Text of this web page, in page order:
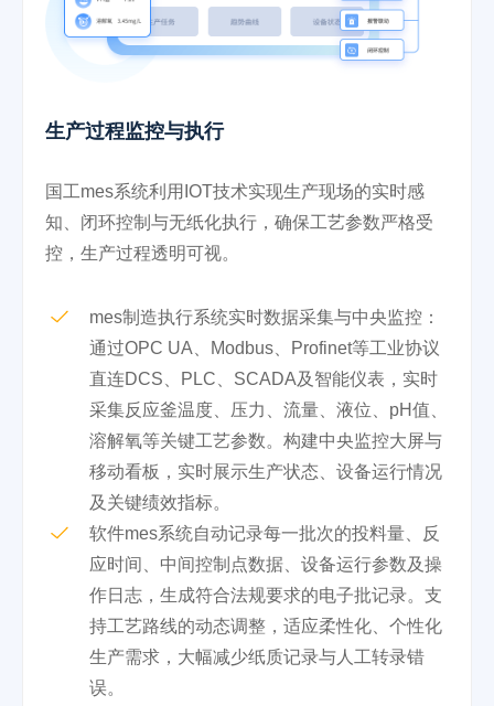
生产过程监控与执行
国工mes系统利用IOT技术实现生产现场的实时感
知、闭环控制与无纸化执行，确保工艺参数严格受
控，生产过程透明可视。
mes制造执行系统实时数据采集与中央监控：
通过OPC UA、Modbus、Profinet等工业协议
直连DCS、PLC、SCADA及智能仪表，实时
采集反应釜温度、压力、流量、液位、pH值、
溶解氧等关键工艺参数。构建中央监控大屏与
移动看板，实时展示生产状态、设备运行情况
及关键绩效指标。
软件mes系统自动记录每一批次的投料量、反
应时间、中间控制点数据、设备运行参数及操
作日志，生成符合法规要求的电子批记录。支
持工艺路线的动态调整，适应柔性化、个性化
生产需求，大幅减少纸质记录与人工转录错
误。